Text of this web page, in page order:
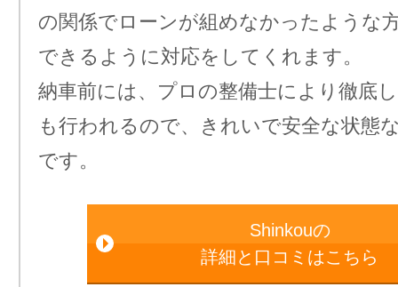
の関係でローンが組めなかったような
できるように対応をしてくれます。
納車前には、プロの整備士により徹底
も行われるので、きれいで安全な状態
です。
Shinkouの
詳細と口コミはこちら